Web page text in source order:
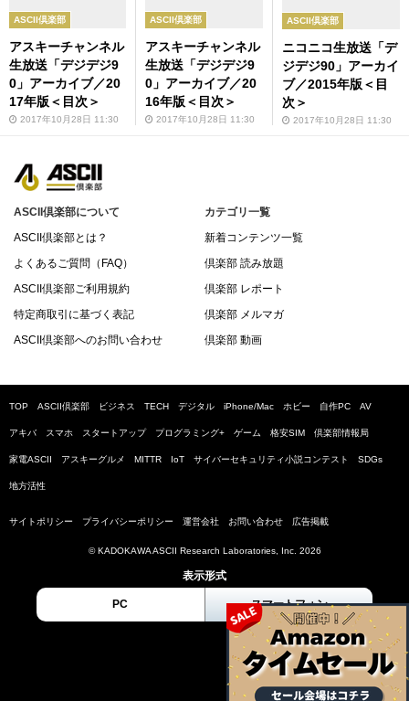
ASCII倶楽部
アスキーチャンネル
生放送「デジデジ9
0」アーカイブ／20
17年版＜目次＞
2017年10月28日 11:30
ASCII倶楽部
アスキーチャンネル
生放送「デジデジ9
0」アーカイブ／20
16年版＜目次＞
2017年10月28日 11:30
ASCII倶楽部
ニコニコ生放送「デ
ジデジ90」アーカイ
ブ／2015年版＜目
次＞
2017年10月28日 11:30
ASCII倶楽部について
ASCII倶楽部とは？
よくあるご質問（FAQ）
ASCII倶楽部ご利用規約
特定商取引に基づく表記
ASCII倶楽部へのお問い合わせ
カテゴリ一覧
新着コンテンツ一覧
倶楽部 読み放題
倶楽部 レポート
倶楽部 メルマガ
倶楽部 動画
TOP ASCII倶楽部 ビジネス TECH デジタル iPhone/Mac ホビー 自作PC AV
アキバ スマホ スタートアップ プログラミング+ ゲーム 格安SIM 倶楽部情報局
家電ASCII アスキーグルメ MITTR IoT サイバーセキュリティ小説コンテスト SDGs
地方活性
サイトポリシー プライバシーポリシー 運営会社 お問い合わせ 広告掲載
© KADOKAWA ASCII Research Laboratories, Inc. 2026
表示形式
PC スマートフォン